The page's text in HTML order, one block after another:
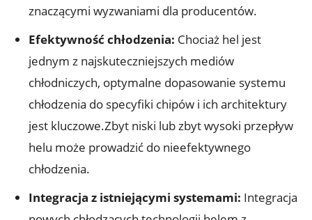
znaczącymi wyzwaniami dla producentów.
Efektywność chłodzenia: Chociaż hel jest
jednym z najskuteczniejszych mediów
chłodniczych, optymalne dopasowanie systemu
chłodzenia ​do specyfiki chipów ‍i ich ⁤architektury
jest kluczowe.Zbyt niski lub zbyt wysoki przepływ⁣
helu może ⁢prowadzić do nieefektywnego
chłodzenia.
Integracja z istniejącymi⁤ systemami: Integracja